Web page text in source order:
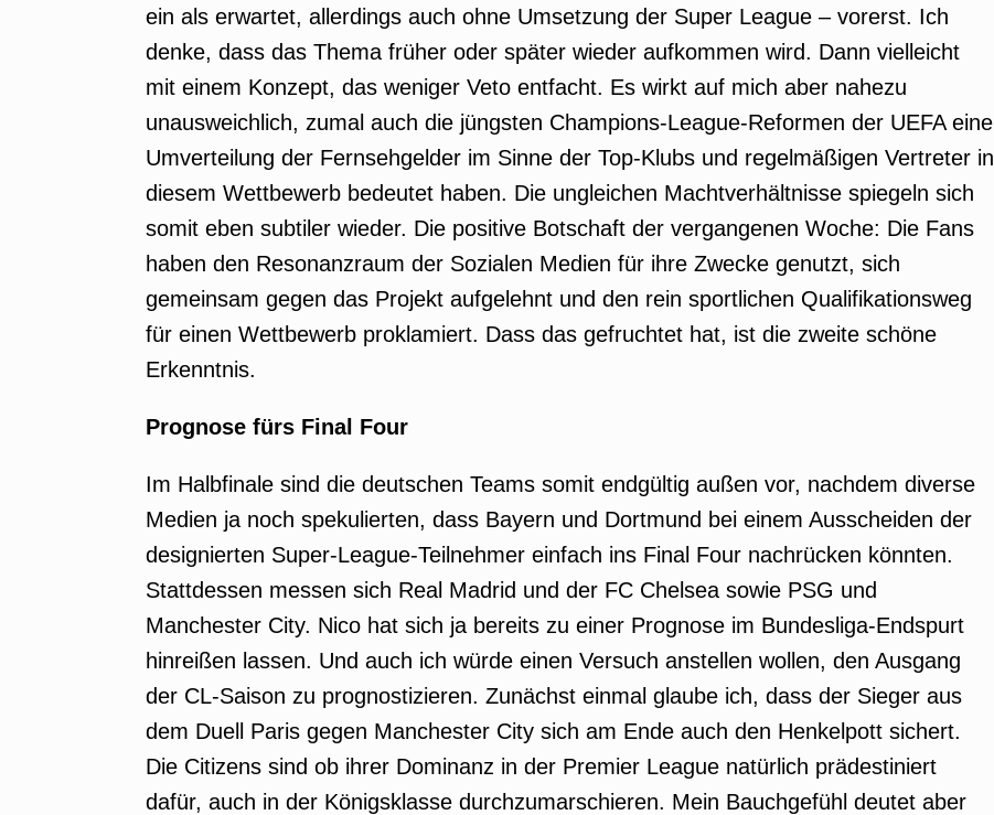
ein als erwartet, allerdings auch ohne Umsetzung der Super League – vorerst. Ich
denke, dass das Thema früher oder später wieder aufkommen wird. Dann vielleicht
mit einem Konzept, das weniger Veto entfacht. Es wirkt auf mich aber nahezu
unausweichlich, zumal auch die jüngsten Champions-League-Reformen der UEFA eine
Umverteilung der Fernsehgelder im Sinne der Top-Klubs und regelmäßigen Vertreter in
diesem Wettbewerb bedeutet haben. Die ungleichen Machtverhältnisse spiegeln sich
somit eben subtiler wieder. Die positive Botschaft der vergangenen Woche: Die Fans
haben den Resonanzraum der Sozialen Medien für ihre Zwecke genutzt, sich
gemeinsam gegen das Projekt aufgelehnt und den rein sportlichen Qualifikationsweg
für einen Wettbewerb proklamiert. Dass das gefruchtet hat, ist die zweite schöne
Erkenntnis.
Prognose fürs Final Four
Im Halbfinale sind die deutschen Teams somit endgültig außen vor, nachdem diverse
Medien ja noch spekulierten, dass Bayern und Dortmund bei einem Ausscheiden der
designierten Super-League-Teilnehmer einfach ins Final Four nachrücken könnten.
Stattdessen messen sich Real Madrid und der FC Chelsea sowie PSG und
Manchester City. Nico hat sich ja bereits zu einer Prognose im Bundesliga-Endspurt
hinreißen lassen. Und auch ich würde einen Versuch anstellen wollen, den Ausgang
der CL-Saison zu prognostizieren. Zunächst einmal glaube ich, dass der Sieger aus
dem Duell Paris gegen Manchester City sich am Ende auch den Henkelpott sichert.
Die Citizens sind ob ihrer Dominanz in der Premier League natürlich prädestiniert
dafür, auch in der Königsklasse durchzumarschieren. Mein Bauchgefühl deutet aber